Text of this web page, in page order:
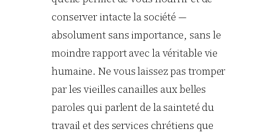
conserver intacte la société —
absolument sans importance, sans le
moindre rapport avec la véritable vie
humaine. Ne vous laissez pas tromper
par les vieilles canailles aux belles
paroles qui parlent de la sainteté du
travail et des services chrétiens que